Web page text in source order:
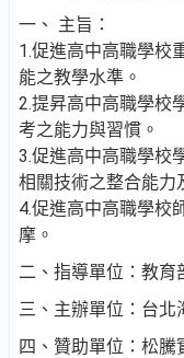
一、 主旨：
1.促進高中高職學校
能之教學水準。
2.提昇高中高職學校
考之能力與習慣。
3.促進高中高職學校
相關技術之整合能力
4.促進高中高職學校
摩。
二、指導單位：教育
三、主辦單位：台北
四、贊助單位：松騰